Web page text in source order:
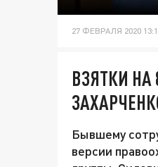
27 ФЕВРАЛЯ 2020
ВЗЯТКИ
Бывшему
версии